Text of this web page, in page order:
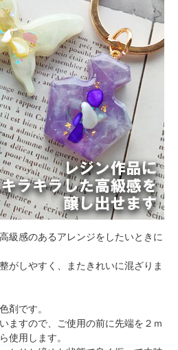
級感のあるアレンジをしたいときに
がしやすく、またきれいに混ざりま
剤です。
ますので、ご使用の前に先端を２ｍ
使用します。